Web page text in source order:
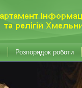
Розпорядок роботи